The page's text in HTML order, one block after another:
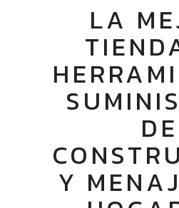
LA
DE
Y